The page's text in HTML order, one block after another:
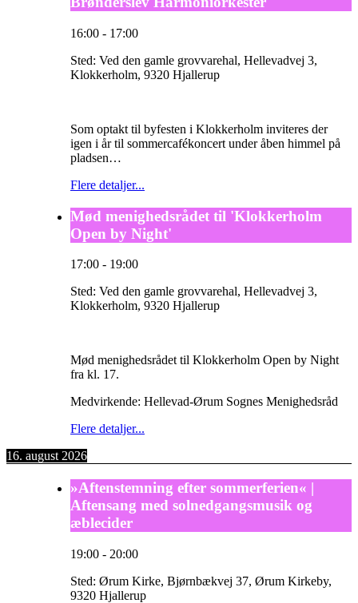
16:00 - 17:00
Sted: Ved den gamle grovvarehal, Hellevadvej 3,
Klokkerholm, 9320 Hjallerup
Som optakt til byfesten i Klokkerholm inviteres der
igen i år til sommercafékoncert under åben himmel på
pladsen…
Flere detaljer...
Mød menighedsrådet til 'Klokkerholm
Open by Night'
17:00 - 19:00
Sted: Ved den gamle grovvarehal, Hellevadvej 3,
Klokkerholm, 9320 Hjallerup
Mød menighedsrådet til Klokkerholm Open by Night
fra kl. 17.
Medvirkende: Hellevad-Ørum Sognes Menighedsråd
Flere detaljer...
16. august 2026
»Aftenstemning efter sommerferien« |
Aftensang med solnedgangsmusik og
æblecider
19:00 - 20:00
Sted: Ørum Kirke, Bjørnbækvej 37, Ørum Kirkeby,
9320 Hjallerup